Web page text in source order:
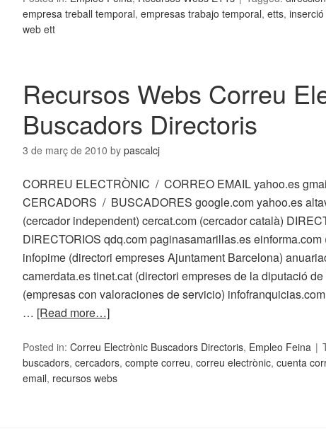
empresa treball temporal, empresas trabajo temporal, etts,
web ett
Recursos Webs Correu
Buscadors Directoris
3 de març de 2010 by pascalcj
CORREU ELECTRÒNIC / CORREO EMAIL yahoo.es
CERCADORS / BUSCADORES google.com yahoo.es
(cercador independent) cercat.com (cercador català)
DIRECTORIOS qdq.com paginasamarillas.es einforma.com
infopime (directori empreses Ajuntament Barcelona)
camerdata.es tinet.cat (directori empreses de la diputació
(empresas con valoraciones de servicio)
… [Read more…]
Posted in: Correu Electrònic Buscadors Directoris, Empleo Feina
buscadors, cercadors, compte correu, correu electrònic, cuenta
email, recursos webs